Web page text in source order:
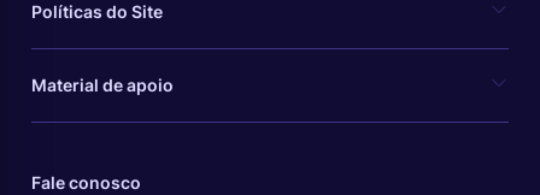
Políticas do Site
Material de apoio
Fale conosco